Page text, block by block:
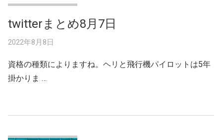
twitterまとめ8月7日
2022年8月8日
資格の種類によりますね。ヘリと飛行機パイロットは5年
掛かりま …